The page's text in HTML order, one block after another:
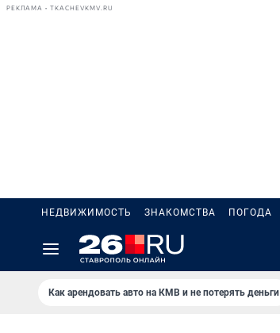
РЕКЛАМА • TKACHEVKMV.RU
НЕДВИЖИМОСТЬ ЗНАКОМСТВА ПОГОДА
Как арендовать авто на КМВ и не потерять деньги